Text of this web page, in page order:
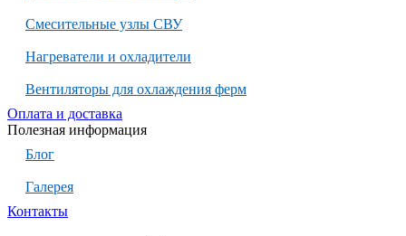
Смесительные узлы СВУ
Нагреватели и охладители
Вентиляторы для охлаждения ферм
Оплата и доставка
Полезная информация
Блог
Галерея
Контакты